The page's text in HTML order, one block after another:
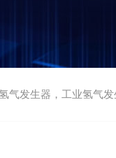
气发生器，工业氢气